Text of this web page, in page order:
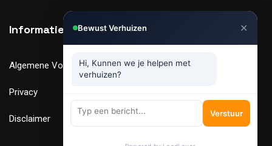
Informatie
Algemene Voorwaarden
Privacy
Disclaimer
Nuttige links
Tarieven
Bewust Verhuizen ✕
Hi, Kunnen we je helpen met
verhuizen?
Verstuur